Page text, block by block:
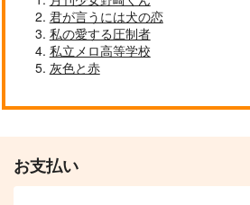
君が言うには犬の恋
私の愛する圧制者
私立メロ高等学校
灰色と赤
お支払い